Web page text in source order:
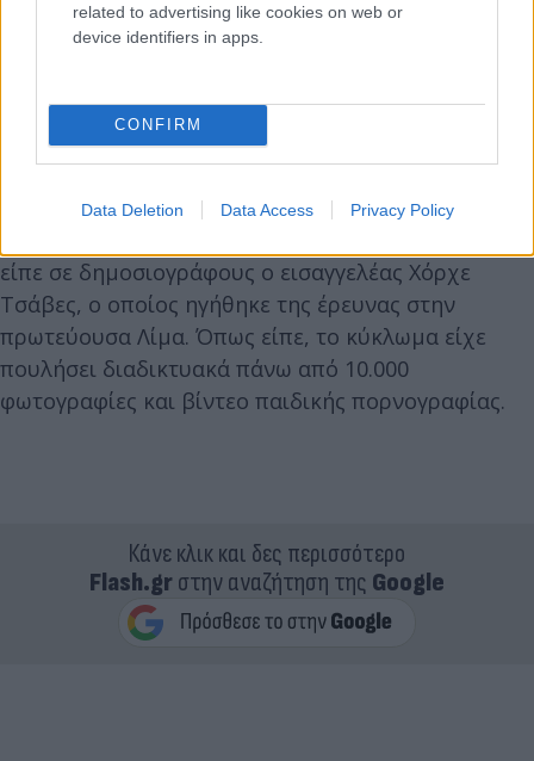
related to advertising like cookies on web or
device identifiers in apps.
CONFIRM
Data Deletion Data Access Privacy Policy
Οι διαχειριστές προέρχονται από την Ευρώπη, τις
Ηνωμένες Πολιτείες και τον Ισημερινό, σύμφωνα
με την ίδια πηγή.
είπε σε δημοσιογράφους ο εισαγγελέας Χόρχε
Τσάβες, ο οποίος ηγήθηκε της έρευνας στην
πρωτεύουσα Λίμα. Όπως είπε, το κύκλωμα είχε
πουλήσει διαδικτυακά πάνω από 10.000
φωτογραφίες και βίντεο παιδικής πορνογραφίας.
Κάνε κλικ και δες περισσότερο
Flash.grστην αναζήτηση της Google